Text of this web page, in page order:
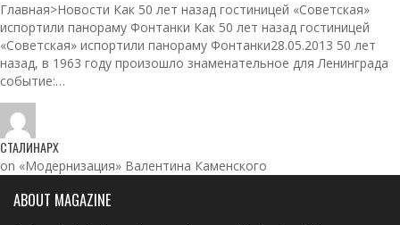
Главная>Новости Как 50 лет назад гостиницей «Советская»
испортили панораму Фонтанки Как 50 лет назад гостиницей
«Советская» испортили панораму Фонтанки28.05.2013 50 лет
назад, в 1963 году произошло знаменательное для Ленинграда
событие:…
СТАЛИНАРХ
on «Модернизация» Валентина Каменского
ABOUT MAGAZINE